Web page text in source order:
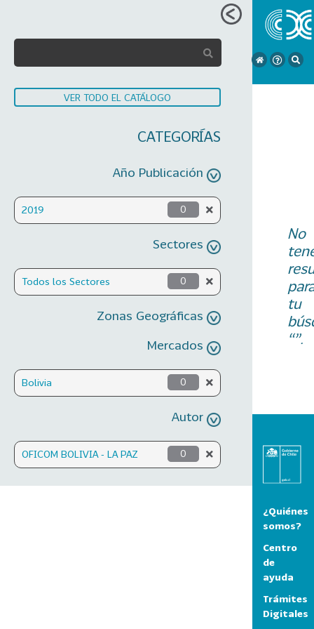
VER TODO EL CATÁLOGO
CATEGORÍAS
Año Publicación
2019 0
Sectores
Todos los Sectores 0
Zonas Geográficas
Mercados
Bolivia 0
Autor
OFICOM BOLIVIA - LA PAZ 0
No
tu
“”.
¿Quiénes
somos?
Centro
de
ayuda
Trámites
Digitales